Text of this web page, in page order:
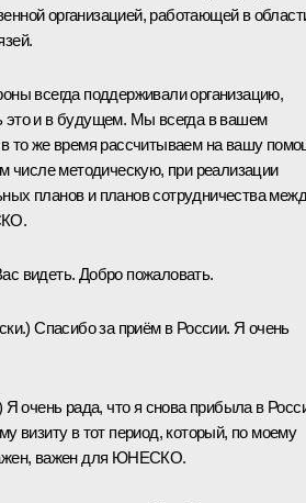
организацией, работающей в
всегда поддерживали организацию,
это и в будущем. Мы всегда в вашем
то же время рассчитываем на вашу
числе методическую, при реализации
планов и планов сотрудничества
видеть. Добро пожаловать.
Спасибо за приём в России. Я очень
Я очень рада, что я снова прибыла в
визиту в тот период, который, по моему
важен для ЮНЕСКО.